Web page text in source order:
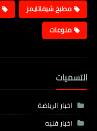
مطبخ شيفاتايمز
منوعات
التسميات
اخبار الرياضة
اخبار فنيه